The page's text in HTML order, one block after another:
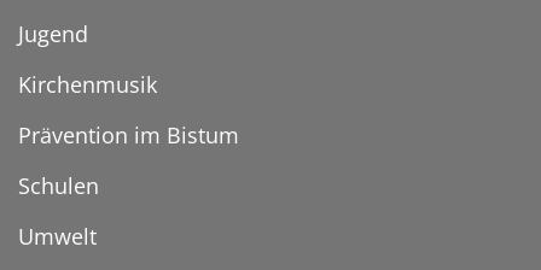
Jugend
Kirchenmusik
Prävention im Bistum
Schulen
Umwelt